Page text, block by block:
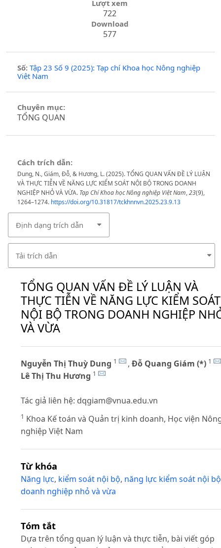
Lượt xem
722
Download
577
Số: Tập 23 Số 9 (2025): Tạp chí Khoa học Nông nghiệp
Việt Nam
Chuyên mục:
TỔNG QUAN
Cách trích dẫn:
Dung, N., Giám, Đỗ, & Hương, L. (2025). TỔNG QUAN VẤN ĐỀ LÝ LUẬN
VÀ THỰC TIỄN VỀ NĂNG LỰC KIỂM SOÁT NỘI BỘ TRONG DOANH
NGHIỆP NHỎ VÀ VỪA. Tạp Chí Khoa học Nông nghiệp Việt Nam,23(9),
1264–1274. https://doi.org/10.31817/tckhnnvn.2025.23.9.13
Định dạng trích dẫn
Tải trích dẫn
TỔNG QUAN VẤN ĐỀ LÝ LUẬN VÀ
THỰC TIỄN VỀ NĂNG LỰC KIỂM SOÁT
NỘI BỘ TRONG DOANH NGHIỆP
VÀ VỪA
Nguyễn Thị Thuỳ Dung 1 , Đỗ Quang Giám (*) 1
Lê Thị Thu Hương 1
Tác giả liên hệ: dqgiam@vnua.edu.vn
1 Khoa Kế toán và Quản trị kinh doanh, Học viện
nghiệp Việt Nam
Từ khóa
Năng lực, kiểm soát nội bộ, năng lực kiểm soát nội bộ
doanh nghiệp nhỏ và vừa
Tóm tắt
Dựa trên tổng quan lý luận và thực tiễn, bài viết góp